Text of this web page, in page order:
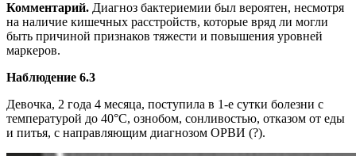
Комментарий. Диагноз бактериемии был вероятен, несмотря
на наличие кишечных расстройств, которые вряд ли могли
быть причиной признаков тяжести и повышения уровней
маркеров.
Наблюдение 6.3
Девочка, 2 года 4 месяца, поступила в 1-е сутки болезни с
температурой до 40°C, ознобом, сонливостью, отказом от еды
и питья, с направляющим диагнозом ОРВИ (?).